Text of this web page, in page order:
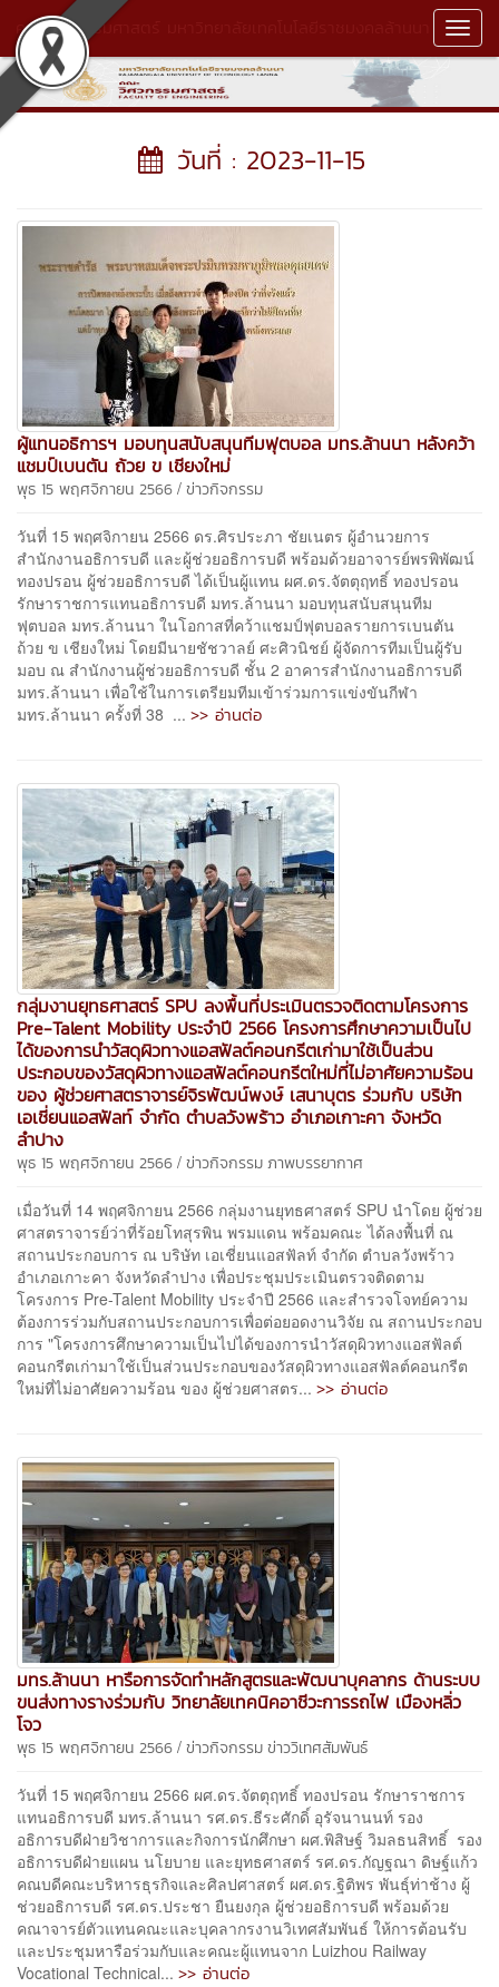
คณะวิศวกรรมศาสตร์ มหาวิทยาลัยเทคโนโลยีราชมงคลล้านนา
วันที่ : 2023-11-15
ผู้แทนอธิการฯ มอบทุนสนับสนุนทีมฟุตบอล มทร.ล้านนา หลังคว้า
แชมป์เบนตัน ถ้วย ข เชียงใหม่
พุธ 15 พฤศจิกายน 2566 / ข่าวกิจกรรม
วันที่ 15 พฤศจิกายน 2566 ดร.ศิรประภา ชัยเนตร ผู้อำนวยการ
สำนักงานอธิการบดี และผู้ช่วยอธิการบดี พร้อมด้วยอาจารย์พรพิพัฒน์
ทองปรอน ผู้ช่วยอธิการบดี ได้เป็นผู้แทน ผศ.ดร.จัตตุฤทธิ์ ทองปรอน
รักษาราชการแทนอธิการบดี มทร.ล้านนา มอบทุนสนับสนุนทีม
ฟุตบอล มทร.ล้านนา ในโอกาสที่คว้าแชมป์ฟุตบอลรายการเบนตัน
ถ้วย ข เชียงใหม่ โดยมีนายชัชวาลย์ ศะศิวนิชย์ ผู้จัดการทีมเป็นผู้รับ
มอบ ณ สำนักงานผู้ช่วยอธิการบดี ชั้น 2 อาคารสำนักงานอธิการบดี
มทร.ล้านนา เพื่อใช้ในการเตรียมทีมเข้าร่วมการแข่งขันกีฬา
มทร.ล้านนา ครั้งที่ 38 ... >> อ่านต่อ
กลุ่มงานยุทธศาสตร์ SPU ลงพื้นที่ประเมินตรวจติดตามโครงการ
Pre-Talent Mobility ประจำปี 2566 โครงการศึกษาความเป็นไป
ได้ของการนำวัสดุผิวทางแอสฟัลต์คอนกรีตเก่ามาใช้เป็นส่วน
ประกอบของวัสดุผิวทางแอสฟัลต์คอนกรีตใหม่ที่ไม่อาศัยความร้อน
ของ ผู้ช่วยศาสตราจารย์จิรพัฒน์พงษ์ เสนาบุตร ร่วมกับ บริษัท
เอเชี่ยนแอสฟัลท์ จำกัด ตำบลวังพร้าว อำเภอเกาะคา จังหวัด
ลำปาง
พุธ 15 พฤศจิกายน 2566 / ข่าวกิจกรรมภาพบรรยากาศ
เมื่อวันที่ 14 พฤศจิกายน 2566 กลุ่มงานยุทธศาสตร์ SPU นำโดย ผู้ช่วย
ศาสตราจารย์ว่าที่ร้อยโทสุรพิน พรมแดน พร้อมคณะ ได้ลงพื้นที่ ณ
สถานประกอบการ ณ บริษัท เอเชี่ยนแอสฟัลท์ จำกัด ตำบลวังพร้าว
อำเภอเกาะคา จังหวัดลำปาง เพื่อประชุมประเมินตรวจติดตาม
โครงการ Pre-Talent Mobility ประจำปี 2566 และสำรวจโจทย์ความ
ต้องการร่วมกับสถานประกอบการเพื่อต่อยอดงานวิจัย ณ สถานประกอบ
การ "โครงการศึกษาความเป็นไปได้ของการนำวัสดุผิวทางแอสฟัลต์
คอนกรีตเก่ามาใช้เป็นส่วนประกอบของวัสดุผิวทางแอสฟัลต์คอนกรีต
ใหม่ที่ไม่อาศัยความร้อน ของ ผู้ช่วยศาสตร... >> อ่านต่อ
มทร.ล้านนา หารือการจัดทำหลักสูตรและพัฒนาบุคลากร ด้านระบบ
ขนส่งทางรางร่วมกับ วิทยาลัยเทคนิคอาชีวะการรถไฟ เมืองหลิ่ว
โจว
พุธ 15 พฤศจิกายน 2566 / ข่าวกิจกรรมข่าววิเทศสัมพันธ์
วันที่ 15 พฤศจิกายน 2566 ผศ.ดร.จัตตุฤทธิ์ ทองปรอน รักษาราชการ
แทนอธิการบดี มทร.ล้านนา รศ.ดร.ธีระศักดิ์ อุรัจนานนท์ รอง
อธิการบดีฝ่ายวิชาการและกิจการนักศึกษา ผศ.พิสิษฐ์ วิมลธนสิทธิ์ รอง
อธิการบดีฝ่ายแผน นโยบาย และยุทธศาสตร์ รศ.ดร.กัญฐณา ดิษฐ์แก้ว
คณบดีคณะบริหารธุรกิจและศิลปศาสตร์ ผศ.ดร.ฐิติพร พันธุ์ท่าช้าง ผู้
ช่วยอธิการบดี รศ.ดร.ประชา ยืนยงกุล ผู้ช่วยอธิการบดี พร้อมด้วย
คณาจารย์ตัวแทนคณะและบุคลากรงานวิเทศสัมพันธ์ ให้การต้อนรับ
และประชุมหารือร่วมกับและคณะผู้แทนจาก Luizhou Railway
Vocational Technical... >> อ่านต่อ